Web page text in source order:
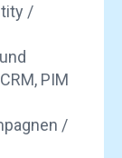
/
PIM
/